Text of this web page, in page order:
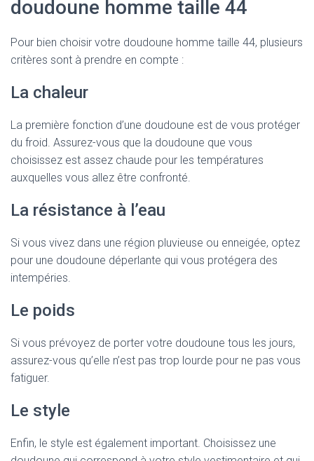
doudoune homme taille 44
Pour bien choisir votre doudoune homme taille 44, plusieurs
critères sont à prendre en compte :
La chaleur
La première fonction d’une doudoune est de vous protéger
du froid. Assurez-vous que la doudoune que vous
choisissez est assez chaude pour les températures
auxquelles vous allez être confronté.
La résistance à l’eau
Si vous vivez dans une région pluvieuse ou enneigée, optez
pour une doudoune déperlante qui vous protégera des
intempéries.
Le poids
Si vous prévoyez de porter votre doudoune tous les jours,
assurez-vous qu’elle n’est pas trop lourde pour ne pas vous
fatiguer.
Le style
Enfin, le style est également important. Choisissez une